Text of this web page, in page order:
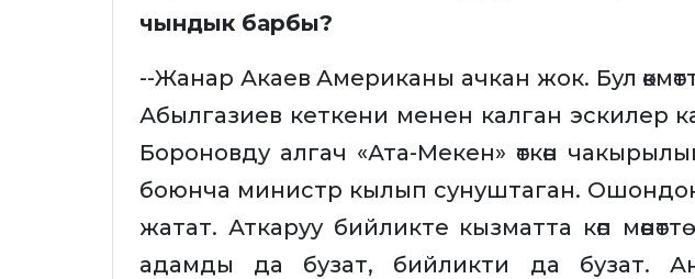
чындык барбы?
--Жанар Акаев Американы ачкан жок. Бул
Абылгазиев кеткени менен калган эскилер
Бороновду алгач «Ата-Мекен» өткөн
боюнча министр кылып сунуштаган.
жатат. Аткаруу бийликте кызматта көп
адамды да бузат, бийликти да бузат.